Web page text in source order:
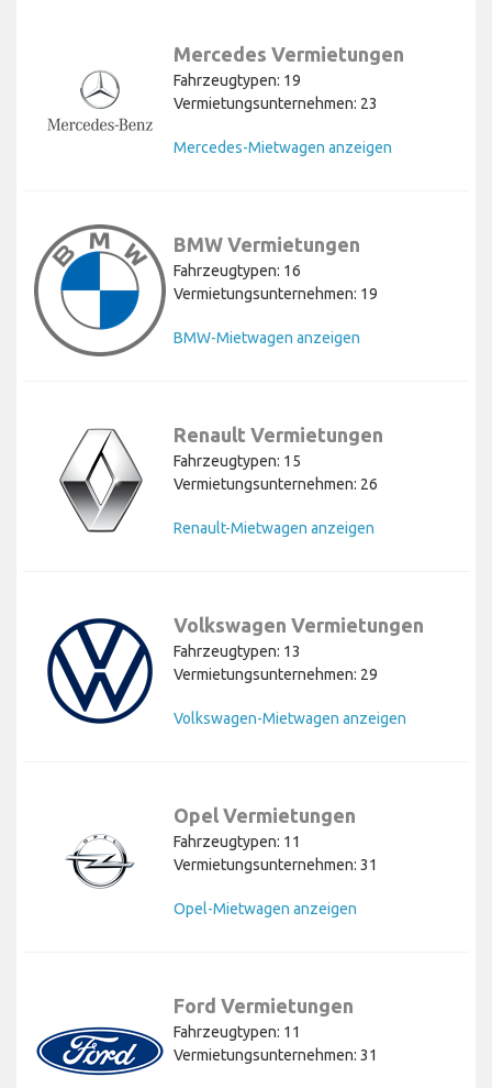
Mercedes Vermietungen
Fahrzeugtypen: 19
Vermietungsunternehmen: 23
Mercedes-Mietwagen anzeigen
BMW Vermietungen
Fahrzeugtypen: 16
Vermietungsunternehmen: 19
BMW-Mietwagen anzeigen
Renault Vermietungen
Fahrzeugtypen: 15
Vermietungsunternehmen: 26
Renault-Mietwagen anzeigen
Volkswagen Vermietungen
Fahrzeugtypen: 13
Vermietungsunternehmen: 29
Volkswagen-Mietwagen anzeigen
Opel Vermietungen
Fahrzeugtypen: 11
Vermietungsunternehmen: 31
Opel-Mietwagen anzeigen
Ford Vermietungen
Fahrzeugtypen: 11
Vermietungsunternehmen: 31